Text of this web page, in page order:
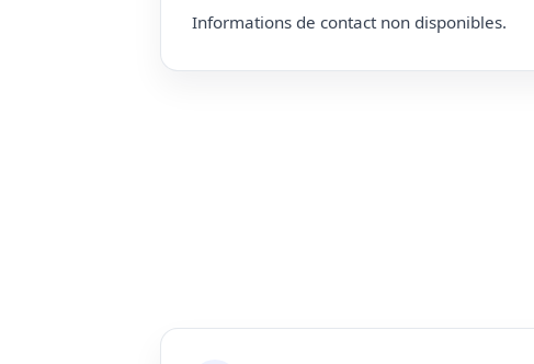
Informations de contact non disponibles.